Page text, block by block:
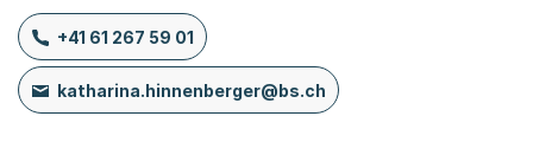
+41 61 267 59 01
katharina.hinnenberger@bs.ch